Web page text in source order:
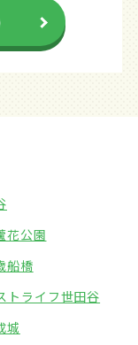
花公園
船橋
トライフ世田谷
城